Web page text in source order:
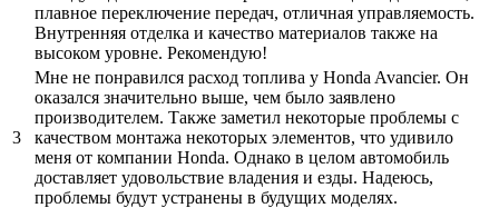
плавное переключение передач, отличная управляемость.
Внутренняя отделка и качество материалов также на
высоком уровне. Рекомендую!
3
Мне не понравился расход топлива у Honda Avancier. Он
оказался значительно выше, чем было заявлено
производителем. Также заметил некоторые проблемы с
качеством монтажа некоторых элементов, что удивило
меня от компании Honda. Однако в целом автомобиль
доставляет удовольствие владения и езды. Надеюсь,
проблемы будут устранены в будущих моделях.